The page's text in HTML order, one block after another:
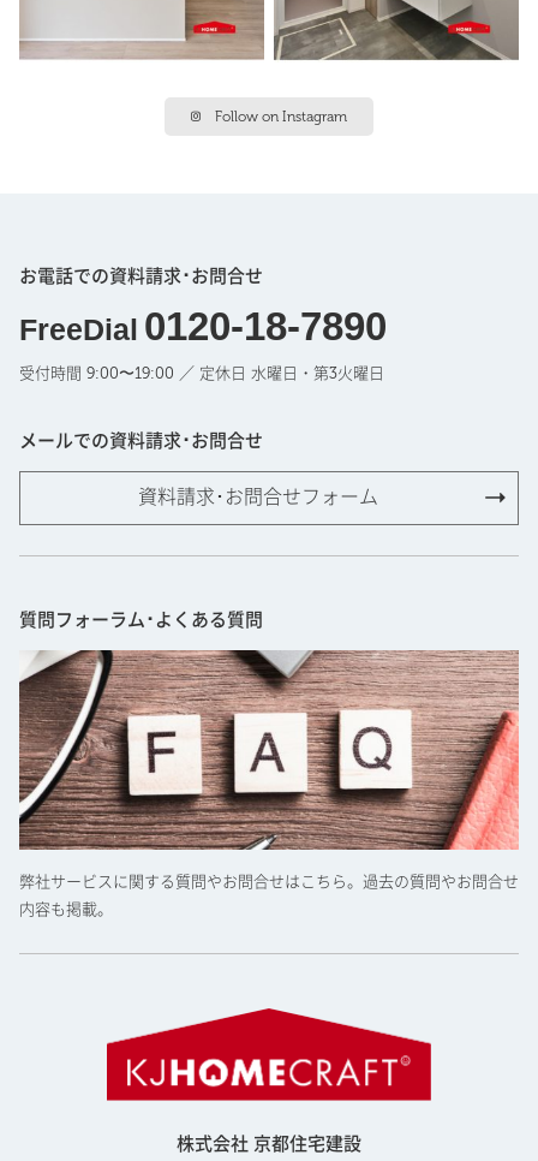
Follow on Instagram
お電話での資料請求･お問合せ
FreeDial 0120-18-7890
受付時間 9:00〜19:00 ／ 定休日 水曜日・第3火曜日
メールでの資料請求･お問合せ
資料請求･お問合せフォーム
質問フォーラム･よくある質問
弊社サービスに関する質問やお問合せはこちら。過去の質問やお問合せ
内容も掲載。
株式会社 京都住宅建設